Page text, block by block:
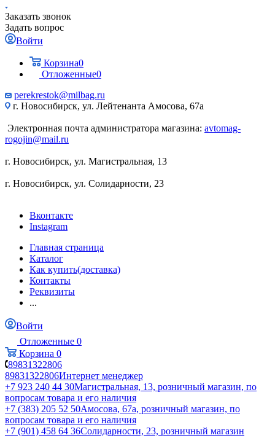
Заказать звонок
Задать вопрос
Войти
Корзина0
Отложенные0
perekrestok@milbag.ru
г. Новосибирск, ул. ​Лейтенанта Амосова, 67а
Электронная почта администратора магазина: avtomag-
rogojin@mail.ru
г. Новосибирск, ул. ​Магистральная, 13
г. Новосибирск, ул. ​Солидарности, 23
Вконтакте
Instagram
Главная страница
Каталог
Как купить(доставка)
Контакты
Реквизиты
...
Войти
Отложенные 0
Корзина 0
89831322806
89831322806Интернет менеджер
+7 923 240 44 30​Магистральная, 13, розничный магазин, по
вопросам товара и его наличия
+7 (383) 205 52 50Амосова, 67а, розничный магазин, по
вопросам товара и его наличия
+7 (901) 458 64 36Солидарности, 23, розничный магазин